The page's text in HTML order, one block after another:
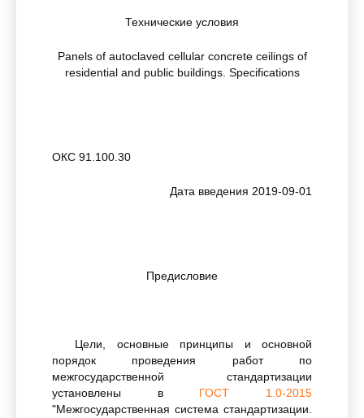
Технические условия
Panels of autoclaved cellular concrete ceilings of
residential and public buildings. Specifications
ОКС 91.100.30
Дата введения 2019-09-01
Предисловие
Цели, основные принципы и основной
порядок проведения работ по
межгосударственной стандартизации
установлены в ГОСТ 1.0-2015
"Межгосударственная система стандартизации.